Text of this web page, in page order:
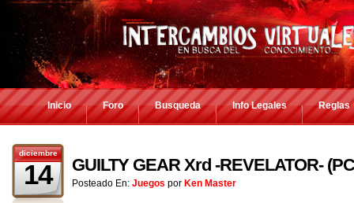
Inicio Foro Busqueda Info Legales Reglas
diciembre
14 GUILTY GEAR Xrd -REVELATOR-
Posteado En: Juegos por Ken Master